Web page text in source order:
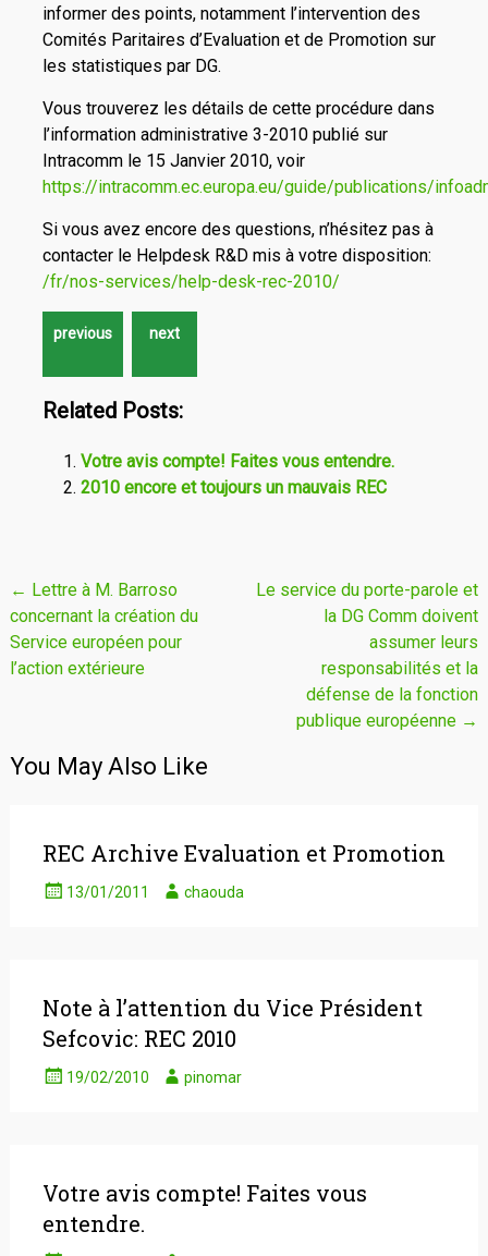
informer des points, notamment l’intervention des
Comités Paritaires d’Evaluation et de Promotion sur
les statistiques par DG.
Vous trouverez les détails de cette procédure dans
l’information administrative 3-2010 publié sur
Intracomm le 15 Janvier 2010, voir
https://intracomm.ec.europa.eu/guide/publications/
Si vous avez encore des questions, n’hésitez pas à
contacter le Helpdesk R&D mis à votre disposition:
/fr/nos-services/help-desk-rec-2010/
Related Posts:
Votre avis compte! Faites vous entendre.
2010 encore et toujours un mauvais REC
Navigation
de
l'article
← Lettre à M. Barroso
concernant la création du
Service européen pour
l’action extérieure
Le service du porte-parole et
la DG Comm doivent
assumer leurs
responsabilités et la
défense de la fonction
publique européenne →
You May Also Like
REC Archive Evaluation et Promotion
13/01/2011 chaouda
Note à l’attention du Vice Président
Sefcovic: REC 2010
19/02/2010 pinomar
Votre avis compte! Faites vous
entendre.